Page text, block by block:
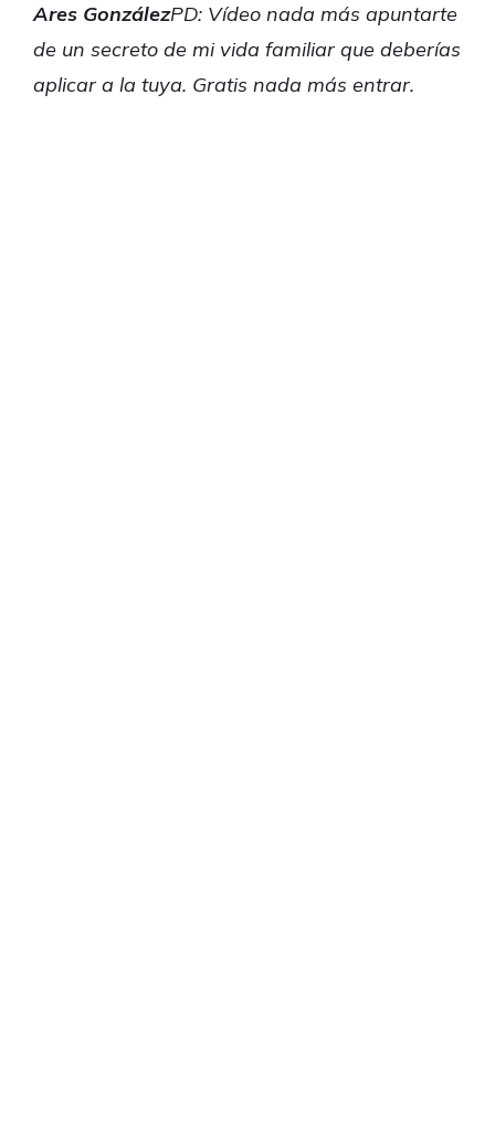
Ares GonzálezPD: Vídeo nada más apuntarte
de un secreto de mi vida familiar que deberías
aplicar a la tuya. Gratis nada más entrar.